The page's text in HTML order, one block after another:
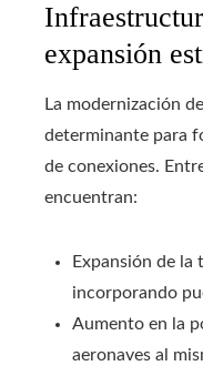
expansión
La modernización
determinante para
de conexiones.
encuentran:
Expansión de la
incorporando
Aumento en la
aeronaves al